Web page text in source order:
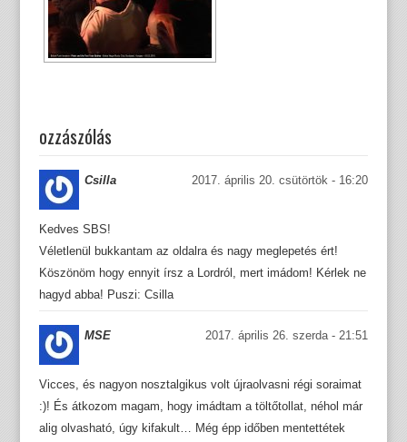
ozzászólás
Csilla 2017. április 20. csütörtök - 16:20
Kedves SBS!
Véletlenül bukkantam az oldalra és nagy meglepetés ért!
Köszönöm hogy ennyit írsz a Lordról, mert imádom! Kérlek ne
hagyd abba! Puszi: Csilla
MSE 2017. április 26. szerda - 21:51
Vicces, és nagyon nosztalgikus volt újraolvasni régi soraimat
:)! És átkozom magam, hogy imádtam a töltőtollat, néhol már
alig olvasható, úgy kifakult… Még épp időben mentettétek